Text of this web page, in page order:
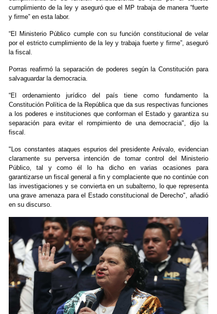
cumplimiento de la ley y aseguró que el MP trabaja de manera “fuerte
y firme” en esta labor.
“El Ministerio Público cumple con su función constitucional de velar
por el estricto cumplimiento de la ley y trabaja fuerte y firme”, aseguró
la fiscal.
Porras reafirmó la separación de poderes según la Constitución para
salvaguardar la democracia.
“El ordenamiento jurídico del país tiene como fundamento la
Constitución Política de la República que da sus respectivas funciones
a los poderes e instituciones que conforman el Estado y garantiza su
separación para evitar el rompimiento de una democracia", dijo la
fiscal.
"Los constantes ataques espurios del presidente Arévalo, evidencian
claramente su perversa intención de tomar control del Ministerio
Público, tal y como él lo ha dicho en varias ocasiones para
garantizarse un fiscal general a fin y complaciente que no continúe con
las investigaciones y se convierta en un subalterno, lo que representa
una grave amenaza para el Estado constitucional de Derecho", añadió
en su discurso.